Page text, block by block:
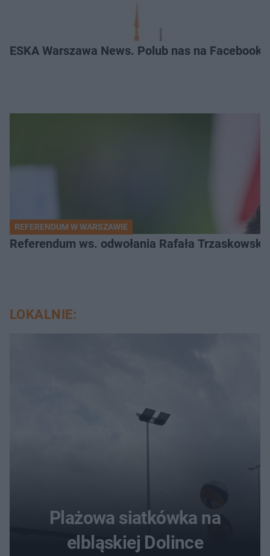
ESKA Warszawa News. Polub nas na
REFERENDUM W WARSZAWIE
Referendum ws. odwołania Rafała
LOKALNIE:
Plażowa siatkówka na
elbląskiej Dolince